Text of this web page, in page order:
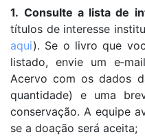
1. Consulte a lista de
títulos de interesse
aqui). Se o livro que
listado, envie um
Acervo com os dados
quantidade) e uma
conservação. A equipe
se a doação será aceita;